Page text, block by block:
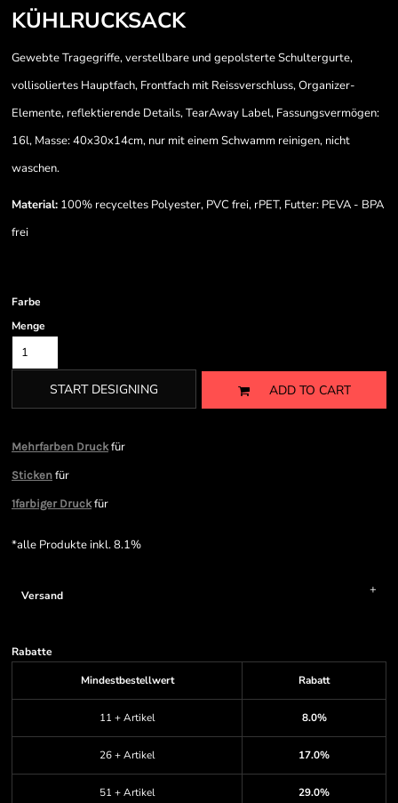
KÜHLRUCKSACK
Gewebte Tragegriffe, verstellbare und gepolsterte Schultergurte,
vollisoliertes Hauptfach, Frontfach mit Reissverschluss, Organizer-
Elemente, reflektierende Details, TearAway Label, Fassungsvermögen:
16l, Masse: 40x30x14cm, nur mit einem Schwamm reinigen, nicht
waschen.
Material: 100% recyceltes Polyester, PVC frei, rPET, Futter: PEVA - BPA
frei
Farbe
Menge
START DESIGNING ADD TO CART
Mehrfarben Druckfür
Sticken für
1farbiger Druckfür
*alle Produkte inkl. 8.1%
Versand
Rabatte
Mindestbestellwert
Rabatt
11 + Artikel 8.0%
26 + Artikel 17.0%
51 + Artikel 29.0%